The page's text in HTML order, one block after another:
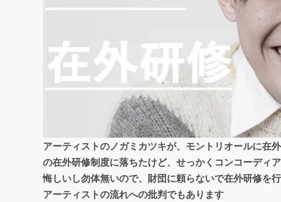
アーティストのノガミカツキが、モントリオールに在
の在外研修制度に落ちたけど、せっかくコンコーディ
悔しいし勿体無いので、財団に頼らないで在外研修を
アーティストの流れへの批判でもあります